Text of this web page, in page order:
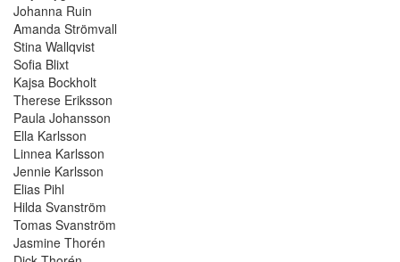
Johanna Ruin
Amanda Strömvall
Stina Wallqvist
Sofia Blixt
Kajsa Bockholt
Therese Eriksson
Paula Johansson
Ella Karlsson
Linnea Karlsson
Jennie Karlsson
Elias Pihl
Hilda Svanström
Tomas Svanström
Jasmine Thorén